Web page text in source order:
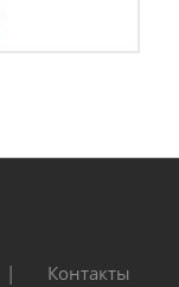
Контакты